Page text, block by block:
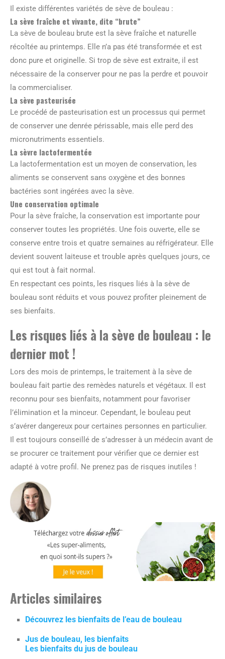
Il existe différentes variétés de sève de bouleau :
La sève fraîche et vivante, dite “brute”
La sève de bouleau brute est la sève fraîche et naturelle
récoltée au printemps. Elle n’a pas été transformée et est
donc pure et originelle. Si trop de sève est extraite, il est
nécessaire de la conserver pour ne pas la perdre et pouvoir
la commercialiser.
La sève pasteurisée
Le procédé de pasteurisation est un processus qui permet
de conserver une denrée périssable, mais elle perd des
micronutriments essentiels.
La sèvre lactofermentée
La lactofermentation est un moyen de conservation, les
aliments se conservent sans oxygène et des bonnes
bactéries sont ingérées avec la sève.
Une conservation optimale
Pour la sève fraîche, la conservation est importante pour
conserver toutes les propriétés. Une fois ouverte, elle se
conserve entre trois et quatre semaines au réfrigérateur. Elle
devient souvent laiteuse et trouble après quelques jours, ce
qui est tout à fait normal.
En respectant ces points, les risques liés à la sève de
bouleau sont réduits et vous pouvez profiter pleinement de
ses bienfaits.
Les risques liés à la sève de bouleau : le
dernier mot !
Lors des mois de printemps, le traitement à la sève de
bouleau fait partie des remèdes naturels et végétaux. Il est
reconnu pour ses bienfaits, notamment pour favoriser
l’élimination et la minceur. Cependant, le bouleau peut
s’avérer dangereux pour certaines personnes en particulier.
Il est toujours conseillé de s’adresser à un médecin avant de
se procurer ce traitement pour vérifier que ce dernier est
adapté à votre profil. Ne prenez pas de risques inutiles !
Articles similaires
Découvrez les bienfaits de l’eau de bouleau
Jus de bouleau, les bienfaits
Les bienfaits du jus de bouleau